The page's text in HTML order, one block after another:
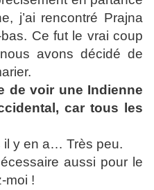
j’ai rencontré Prajna
Ce fut le vrai coup
avons décidé de
de voir une Indienne
car tous les
il y en a… Très peu.
aussi pour le
moi !